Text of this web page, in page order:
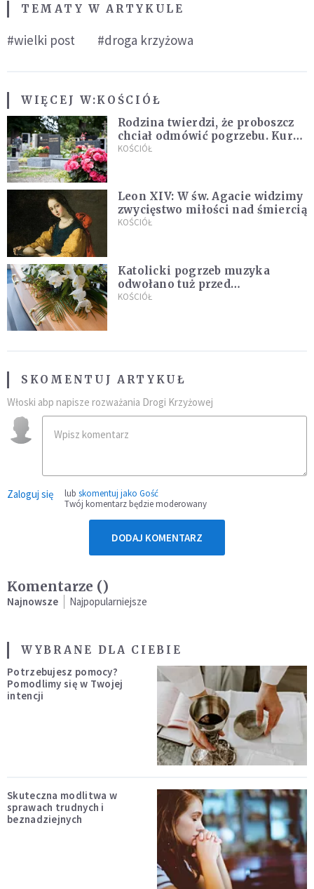
TEMATY W ARTYKULE
#wielki post #droga krzyżowa
WIĘCEJ W:KOŚCIÓŁ
Rodzina twierdzi, że proboszcz
chciał odmówić pogrzebu. Kuria
zapowiada wyjaśnienia
KOŚCIÓŁ
Leon XIV: W św. Agacie widzimy
zwycięstwo miłości nad śmiercią
KOŚCIÓŁ
Katolicki pogrzeb muzyka
odwołano tuż przed
uroczystością. Powodem była
KOŚCIÓŁ
SKOMENTUJ ARTYKUŁ
Włoski abp napisze rozważania Drogi Krzyżowej
Zaloguj się lub skomentuj jako Gość
Twój komentarz będzie moderowany
DODAJ KOMENTARZ
Komentarze ()
Najnowsze Najpopularniejsze
WYBRANE DLA CIEBIE
Potrzebujesz pomocy?
Pomodlimy się w Twojej
intencji
Skuteczna modlitwa w
sprawach trudnych i
beznadziejnych